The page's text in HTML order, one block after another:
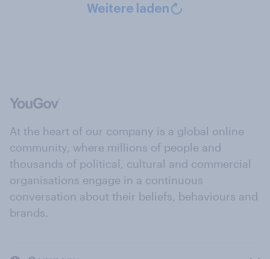
Weitere laden
At the heart of our company is a global online
community, where millions of people and
thousands of political, cultural and commercial
organisations engage in a continuous
conversation about their beliefs, behaviours and
brands.